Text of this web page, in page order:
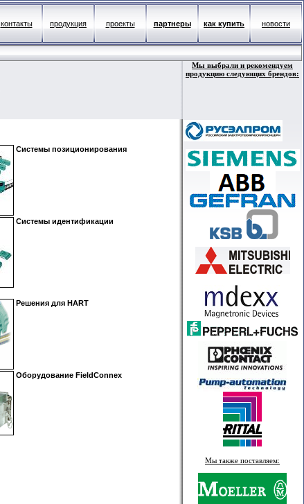
контакты продукция проекты партнеры как купить новости
Мы выбрали и рекомендуем
продукцию следующих брендов:
Системы позиционирования
Системы идентификации
Решения для HART
Оборудование FieldConnex
Мы также поставляем: